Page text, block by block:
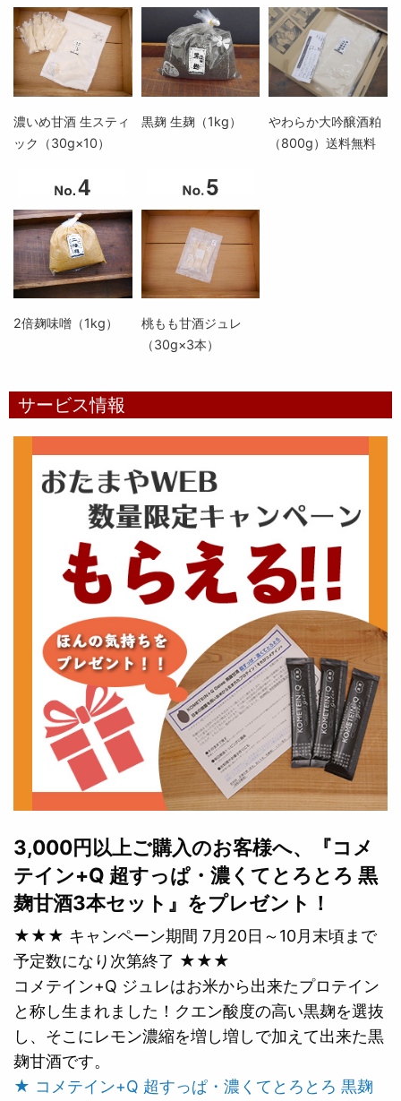
濃いめ甘酒 生スティ
ック（30g×10）
黒麹 生麹（1kg）
やわらか大吟醸酒粕
（800g）送料無料
2倍麹味噌（1kg）
桃もも甘酒ジュレ
（30g×3本）
サービス情報
3,000円以上ご購入のお客様へ、『コメ
テイン+Q 超すっぱ・濃くてとろとろ 黒
麹甘酒3本セット』をプレゼント！
★★★ キャンペーン期間 7月20日～10月末頃まで
予定数になり次第終了 ★★★
コメテイン+Q ジュレはお米から出来たプロテイン
と称し生まれました！クエン酸度の高い黒麹を選抜
し、そこにレモン濃縮を増し増しで加えて出来た黒
麹甘酒です。
★ コメテイン+Q 超すっぱ・濃くてとろとろ 黒麹